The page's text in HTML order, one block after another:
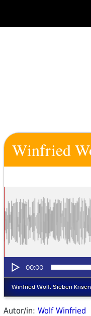
Winfried
Autor/in: Wolf Winfried